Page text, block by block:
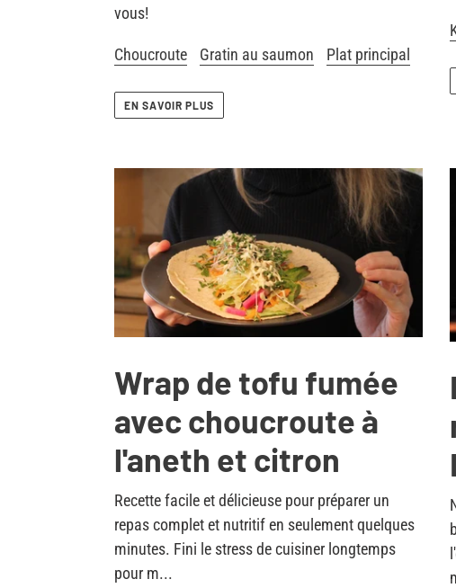
vous!
Choucroute Gratin au saumon Plat principal
EN SAVOIR PLUS
Wrap de tofu fumée
avec choucroute à
l'aneth et citron
Recette facile et délicieuse pour préparer un
repas complet et nutritif en seulement quelques
minutes. Fini le stress de cuisiner longtemps
pour m...